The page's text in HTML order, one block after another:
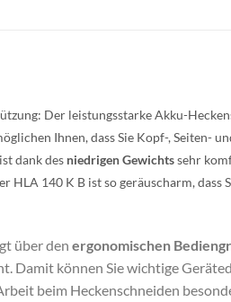
Der leistungsstarke Akku-
Ihnen, dass Sie Kopf-, Seiten-
dank des niedrigen Gewichtssehr
HLA 140 K B ist so geräuscharm, dass
über den ergonomischen
Damit können Sie wichtige
beim Heckenschneiden